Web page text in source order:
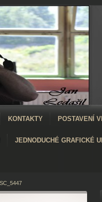
KONTAKTY POSTAVENÍ
JEDNODUCHÉ GRAFICKÉ